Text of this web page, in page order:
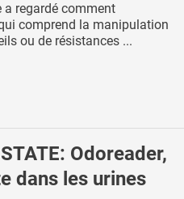
a regardé comment
comprend la manipulation
ou de résistances ...
Odoreader,
dans les urines